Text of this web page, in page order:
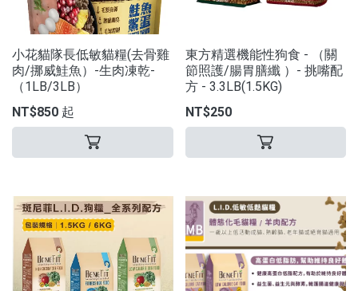
小花貓隊長低敏貓糧(去骨雞
肉/挪威鮭魚）-生肉凍乾-
（1LB/3LB）
NT$850 起
東方精選機能性狗食 - （關
節照護/腸胃膳纖 ）- 挑嘴配
方 - 3.3LB(1.5KG)
NT$250